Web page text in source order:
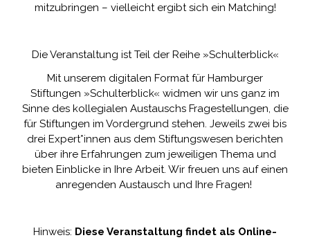
mitzubringen – vielleicht ergibt sich ein Matching!
Die Veranstaltung ist Teil der Reihe »Schulterblick«
Mit unserem digitalen Format für Hamburger
Stiftungen »Schulterblick« widmen wir uns ganz im
Sinne des kollegialen Austauschs Fragestellungen, die
für Stiftungen im Vordergrund stehen. Jeweils zwei bis
drei Expert*innen aus dem Stiftungswesen berichten
über ihre Erfahrungen zum jeweiligen Thema und
bieten Einblicke in Ihre Arbeit. Wir freuen uns auf einen
anregenden Austausch und Ihre Fragen!
Hinweis: Diese Veranstaltung findet als Online-